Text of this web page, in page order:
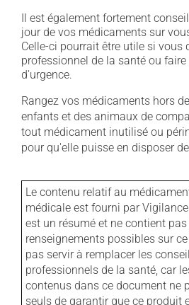
Il est également fortement
jour de vos médicaments sur
Celle-ci pourrait être utile si vous
professionnel de la santé ou
d'urgence.
Rangez vos médicaments hors
enfants et des animaux de
tout médicament inutilisé ou
pour qu'elle puisse en disposer
Le contenu relatif au
médicale est fourni par
est un résumé et ne contient
renseignements possibles sur
pas servir à remplacer les
professionnels de la santé, car
contenus dans ce document ne
seuls de garantir que ce produit